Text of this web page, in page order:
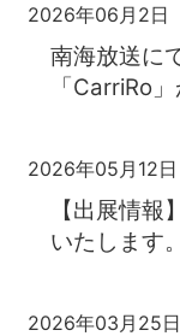
2026年06月2日
南海放送に
「CarriRo
2026年05月12日
【出展情
いたします。
2026年03月25日